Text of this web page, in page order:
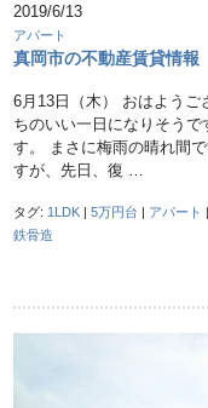
2019/6/13
アパート
真岡市の不動産賃貸情
6月13日（木） おはよう
ちのいい一日になりそう
す。 まさに梅雨の晴れ間
すが、先日、復 …
タグ: 1LDK |5万円台 | アパート |
鉄骨造